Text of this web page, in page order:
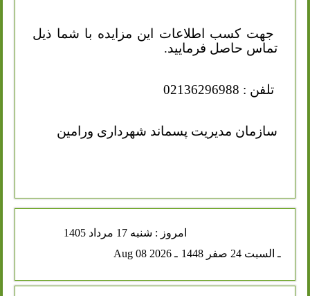
جهت کسب اطلاعات این مزایده با شما ذیل
تماس حاصل فرمایید.
تلفن : 02136296988
سازمان مدیریت پسماند شهرداری ورامین
امروز : شنبه 17 مرداد 1405
ـ السبت 24 صفر 1448
ـ Aug 08 2026